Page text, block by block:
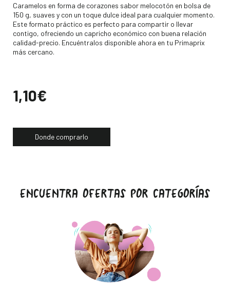
Descripción
Caramelos en forma de corazones sabor melocotón en bolsa de
150 g, suaves y con un toque dulce ideal para cualquier momento.
Este formato práctico es perfecto para compartir o llevar
contigo, ofreciendo un capricho económico con buena relación
calidad-precio. Encuéntralos disponible ahora en tu Primaprix
más cercano.
Precio
1,10€
Donde comprarlo
ENCUENTRA OFERTAS POR CATEGORÍAS